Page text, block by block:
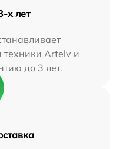
х лет
техники Artelv и
до 3 лет.